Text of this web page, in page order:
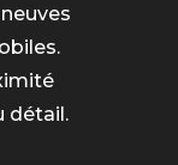
détail.